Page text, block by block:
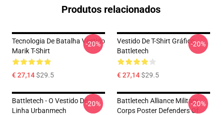
Produtos relacionados
Tecnologia De Batalha Vestido
Marik T-Shirt
€ 27,14$29.5
-20%
Vestido De T-Shirt Gráfico
Battletech
€ 27,14$29.5
-20%
Battletech - O Vestido De
Linha Urbanmech
-20%
Battletech Alliance Military
Corps Poster Defenders Of
-20%